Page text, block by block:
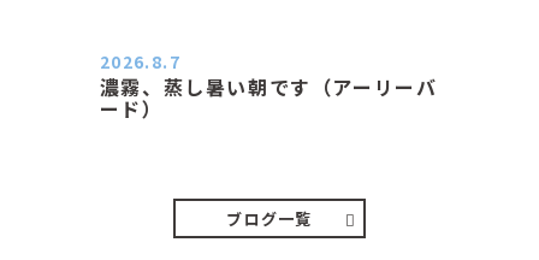
濃霧、蒸し暑い朝です（アーリーバ
ード）
2026.8.7
ブログ一覧